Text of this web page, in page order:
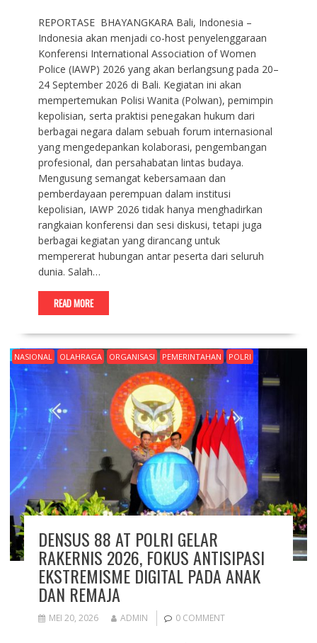
REPORTASE BHAYANGKARA Bali, Indonesia –
Indonesia akan menjadi co-host penyelenggaraan
Konferensi International Association of Women
Police (IAWP) 2026 yang akan berlangsung pada 20–
24 September 2026 di Bali. Kegiatan ini akan
mempertemukan Polisi Wanita (Polwan), pemimpin
kepolisian, serta praktisi penegakan hukum dari
berbagai negara dalam sebuah forum internasional
yang mengedepankan kolaborasi, pengembangan
profesional, dan persahabatan lintas budaya.
Mengusung semangat kebersamaan dan
pemberdayaan perempuan dalam institusi
kepolisian, IAWP 2026 tidak hanya menghadirkan
rangkaian konferensi dan sesi diskusi, tetapi juga
berbagai kegiatan yang dirancang untuk
mempererat hubungan antar peserta dari seluruh
dunia. Salah…
READ MORE
NASIONAL OLAHRAGA ORGANISASI PEMERINTAHAN POLRI
DENSUS 88 AT POLRI GELAR
RAKERNIS 2026, FOKUS ANTISIPASI
EKSTREMISME DIGITAL PADA ANAK
DAN REMAJA
MEI 20, 2026 ADMIN 0 COMMENT